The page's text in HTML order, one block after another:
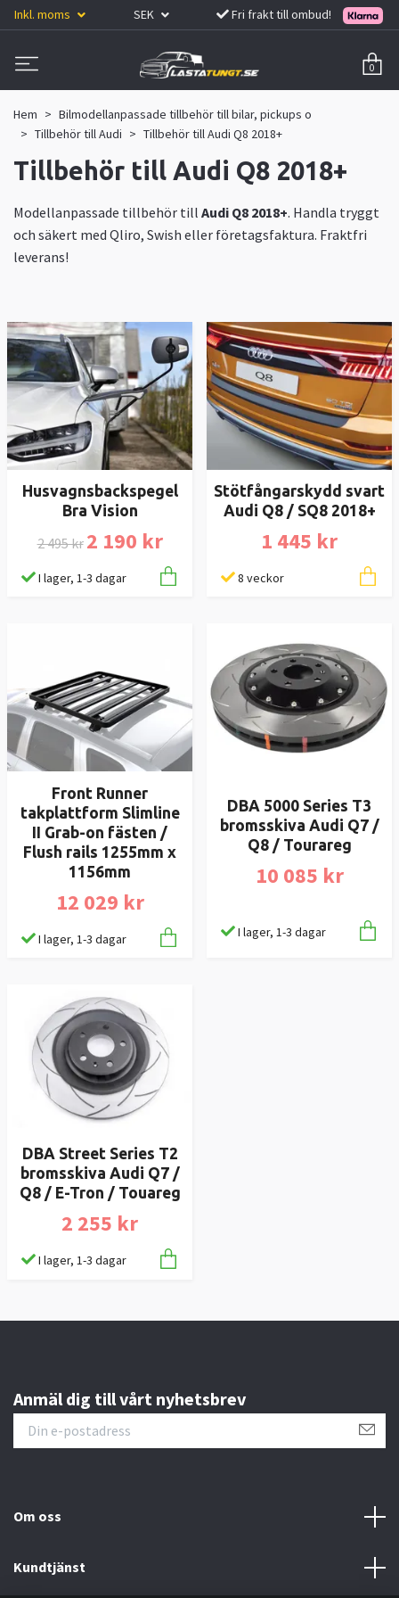
Inkl. moms SEK Fri frakt till ombud!
0
Hem
Bilmodellanpassade tillbehör till bilar, pickups o
Tillbehör till Audi
Tillbehör till Audi Q8 2018+
Tillbehör till Audi Q8 2018+
Modellanpassade tillbehör till Audi Q8 2018+. Handla tryggt
och säkert med Qliro, Swish eller företagsfaktura. Fraktfri
leverans!
Husvagnsbackspegel
Bra Vision
2 495 kr 2 190 kr
I lager, 1-3 dagar
Stötfångarskydd svart
Audi Q8 / SQ8 2018+
1 445 kr
8 veckor
Front Runner
takplattform Slimline
II Grab-on fästen /
Flush rails 1255mm x
1156mm
12 029 kr
I lager, 1-3 dagar
DBA 5000 Series T3
bromsskiva Audi Q7 /
Q8 / Tourareg
10 085 kr
I lager, 1-3 dagar
DBA Street Series T2
bromsskiva Audi Q7 /
Q8 / E-Tron / Touareg
2 255 kr
I lager, 1-3 dagar
Anmäl dig till vårt nyhetsbrev
Om oss
Kundtjänst